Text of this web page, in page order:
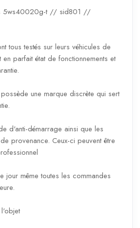
5ws40020g-t // sid801 //
tous testés sur leurs véhicules de
parfait état de fonctionnements et
une marque discrète qui sert
d'anti-démarrage ainsi que les
provenance. Ceux-ci peuvent être
jour même toutes les commandes